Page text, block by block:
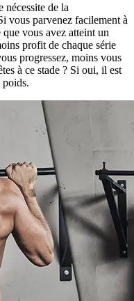
nécessite de la
vous parvenez facilement à
vous avez atteint un
profit de chaque série
progressez, moins vous
à ce stade ? Si oui, il est
poids.